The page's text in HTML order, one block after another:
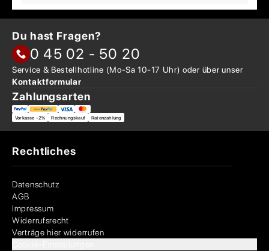
Du hast Fragen?
0 45 02 - 50 20
Service & Bestellhotline (Mo-Sa 10-17 Uhr) oder überunser
Kontaktformular
Zahlungsarten
Vorkasse -2% Rechnungskauf Ratenzahlung
Rechtliches
Datenschutz
AGB
Impressum
Widerrufsrecht
Verträge hier widerrufen